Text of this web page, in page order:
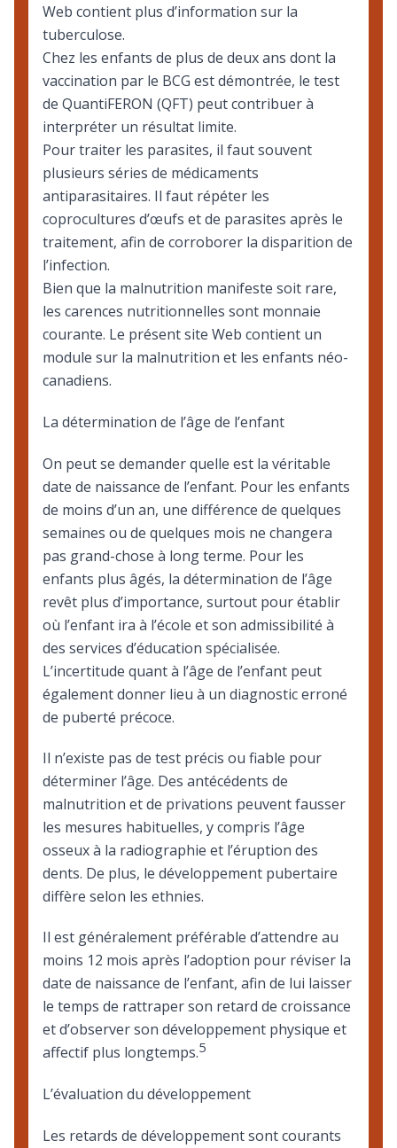
Web contient plus d’information sur la
tuberculose.
Chez les enfants de plus de deux ans dont la
vaccination par le BCG est démontrée, le test
de QuantiFERON (QFT) peut contribuer à
interpréter un résultat limite.
Pour traiter les parasites, il faut souvent
plusieurs séries de médicaments
antiparasitaires. Il faut répéter les
coprocultures d’œufs et de parasites après le
traitement, afin de corroborer la disparition de
l’infection.
Bien que la malnutrition manifeste soit rare,
les carences nutritionnelles sont monnaie
courante. Le présent site Web contient un
module sur la malnutrition et les enfants néo-
canadiens.
La détermination de l’âge de l’enfant
On peut se demander quelle est la véritable
date de naissance de l’enfant. Pour les enfants
de moins d’un an, une différence de quelques
semaines ou de quelques mois ne changera
pas grand-chose à long terme. Pour les
enfants plus âgés, la détermination de l’âge
revêt plus d’importance, surtout pour établir
où l’enfant ira à l’école et son admissibilité à
des services d’éducation spécialisée.
L’incertitude quant à l’âge de l’enfant peut
également donner lieu à un diagnostic erroné
de puberté précoce.
Il n’existe pas de test précis ou fiable pour
déterminer l’âge. Des antécédents de
malnutrition et de privations peuvent fausser
les mesures habituelles, y compris l’âge
osseux à la radiographie et l’éruption des
dents. De plus, le développement pubertaire
diffère selon les ethnies.
Il est généralement préférable d’attendre au
moins 12 mois après l’adoption pour réviser la
date de naissance de l’enfant, afin de lui laisser
le temps de rattraper son retard de croissance
et d’observer son développement physique et
affectif plus longtemps.5
L’évaluation du développement
Les retards de développement sont courants